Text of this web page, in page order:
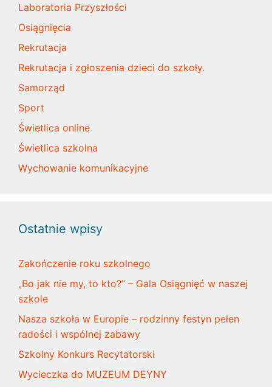
Laboratoria Przyszłości
Osiągnięcia
Rekrutacja
Rekrutacja i zgłoszenia dzieci do szkoły.
Samorząd
Sport
Świetlica online
Świetlica szkolna
Wychowanie komunikacyjne
Ostatnie wpisy
Zakończenie roku szkolnego
„Bo jak nie my, to kto?” – Gala Osiągnięć w naszej
szkole
Nasza szkoła w Europie – rodzinny festyn pełen
radości i wspólnej zabawy
Szkolny Konkurs Recytatorski
Wycieczka do MUZEUM DEYNY